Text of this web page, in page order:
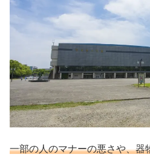
一部の人のマナーの悪さや、器